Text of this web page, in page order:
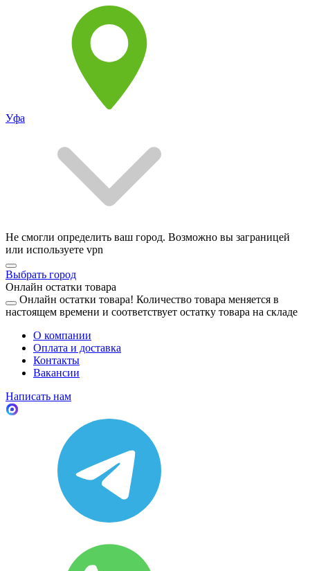
Уфа
Не смогли определить ваш город. Возможно вы заграницей
или используете vpn
Выбрать город
Онлайн остатки товара
Онлайн остатки товара! Количество товара меняется в
настоящем времени и соответствует остатку товара на складе
О компании
Оплата и доставка
Контакты
Вакансии
Написать нам